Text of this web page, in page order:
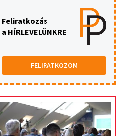
Feliratkozás
a HÍRLEVELÜNKRE
FELIRATKOZOM